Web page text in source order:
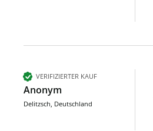
VERIFIZIERTER KAUF
Anonym
Delitzsch, Deutschland